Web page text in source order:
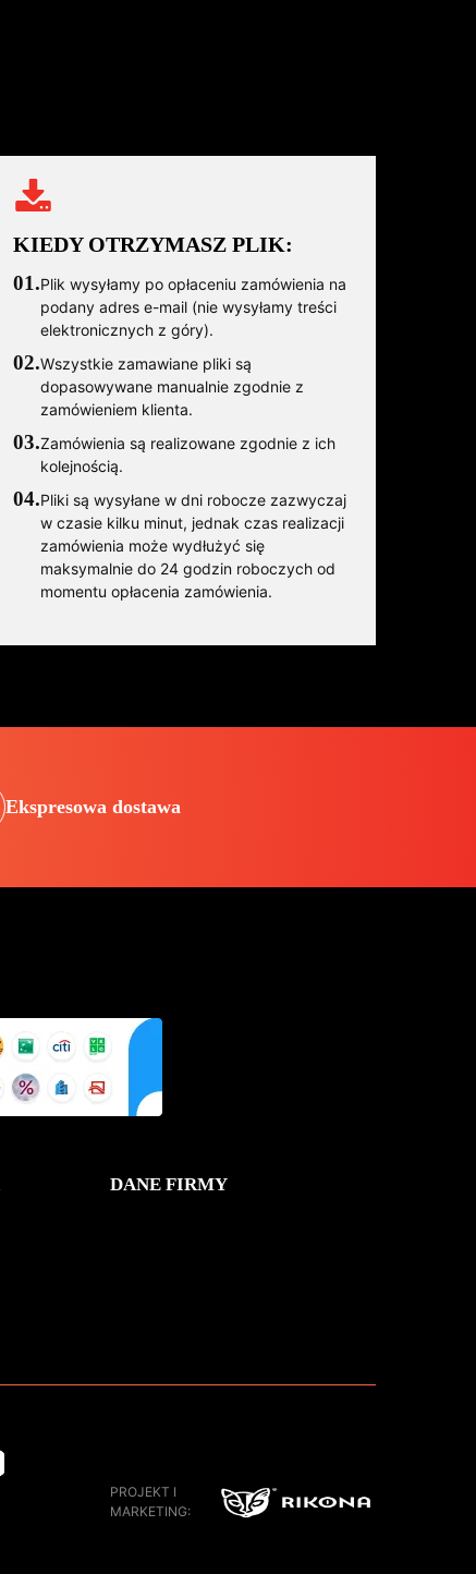
KIEDY OTRZYMASZ PLIK:
01.Plik wysyłamy po opłaceniu zamówienia na
podany adres e-mail (nie wysyłamy treści
elektronicznych z góry).
02.Wszystkie zamawiane pliki są
dopasowywane manualnie zgodnie z
zamówieniem klienta.
03.Zamówienia są realizowane zgodnie z ich
kolejnością.
04.Pliki są wysyłane w dni robocze zazwyczaj
w czasie kilku minut, jednak czas realizacji
zamówienia może wydłużyć się
maksymalnie do 24 godzin roboczych od
momentu opłacenia zamówienia.
Ekspresowa dostawa
DANE FIRMY
PROJEKT I
MARKETING: